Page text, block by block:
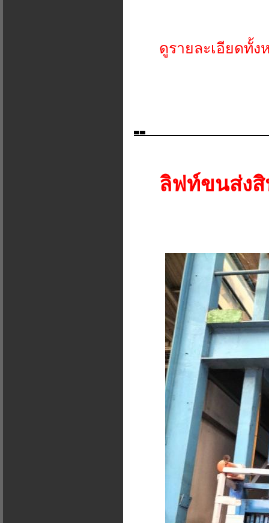
ดูรายละเอียดทั้ง
ลิฟท์ขนส่ง